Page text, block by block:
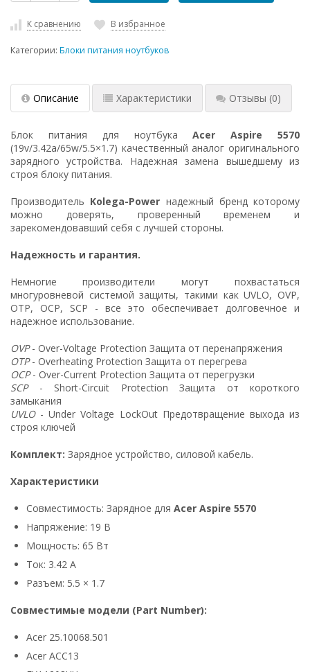
К сравнению В избранное
Категории: Блоки питания ноутбуков
Описание Характеристики Отзывы (0)
Блок питания для ноутбукаAcer Aspire 5570
(19v/3.42a/65w/5.5×1.7) качественный аналог оригинального
зарядного устройства. Надежная замена вышедшему из
строя блоку питания.
Производитель Kolega-Power надежный бренд которому
можно доверять, проверенный временем и
зарекомендовавший себя с лучшей стороны.
Надежность и гарантия.
Немногие производители могут похвастаться
многуровневой системой защиты, такими как UVLO, OVP,
OTP, OCP, SCP - все это обеспечивает долговечное и
надежное использование.
OVP- Over-Voltage Protection Защита от перенапряжения
OTP- Overheating Protection Защита от перегрева
OCP- Over-Current Protection Защита от перегрузки
SCP- Short-Circuit Protection Защита от короткого
замыкания
UVLO- Under Voltage LockOut Предотвращение выхода из
строя ключей
Комплект: Зарядное устройство, силовой кабель.
Характеристики
Совместимость: Зарядное для Acer Aspire 5570
Напряжение: 19 В
Мощность: 65 Вт
Ток: 3.42 А
Разъем: 5.5 × 1.7
Совместимые модели (Part Number):
Acer 25.10068.501
Acer ACC13